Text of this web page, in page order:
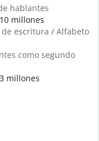
hablantes
millones
de escritura / Alfabeto
como segundo
millones